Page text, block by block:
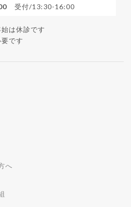
受付/13:30-16:00
は休診です
です
へ